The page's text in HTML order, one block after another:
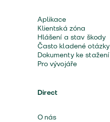
Aplikace
Klientská zóna
Hlášení a stav škody
Často kladené otázky
Dokumenty ke stažení
Pro vývojáře
Direct
O nás